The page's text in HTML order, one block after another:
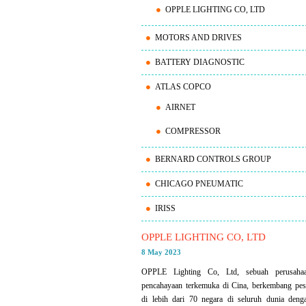
OPPLE LIGHTING CO, LTD
MOTORS AND DRIVES
BATTERY DIAGNOSTIC
ATLAS COPCO
AIRNET
COMPRESSOR
BERNARD CONTROLS GROUP
CHICAGO PNEUMATIC
IRISS
OPPLE LIGHTING CO, LTD
8 May 2023
OPPLE Lighting Co, Ltd, sebuah
pencahayaan terkemuka di Cina, berkembang
di lebih dari 70 negara di seluruh dunia